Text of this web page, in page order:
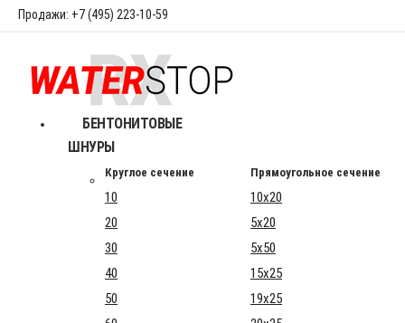
Продажи: +7 (495) 223-10-59
БЕНТОНИТОВЫЕ
ШНУРЫ
Круглое сечение Прямоугольное сечение
10
10x20
20
5x20
30
5x50
40
15x25
50
19x25